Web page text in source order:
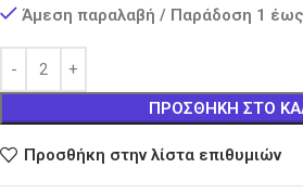
Άμεση παραλαβή / Παράδοση 1
ΠΡΟΣΘΉΚΗ ΣΤΟ
Προσθήκη στην λίστα επιθυμιών